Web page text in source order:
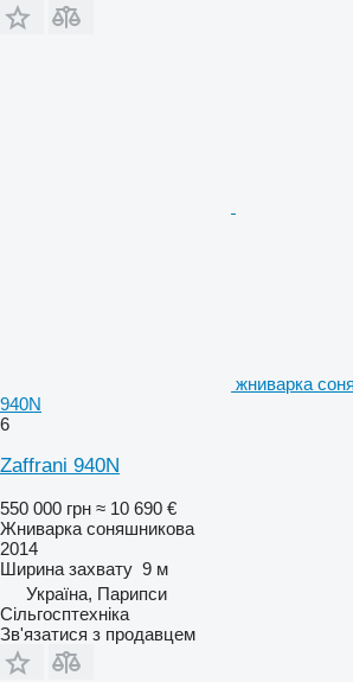
жниварка
940N
6
Zaffrani 940N
550 000 грн ≈ 10 690 €
Жниварка соняшникова
2014
Ширина захвату 9 м
Україна, Парипси
Сільгосптехніка
Зв'язатися з продавцем